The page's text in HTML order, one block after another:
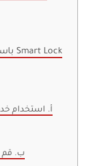
1. افتح هاتف Android باستخدام Smart Lock
أ. استخدام
ب. قم